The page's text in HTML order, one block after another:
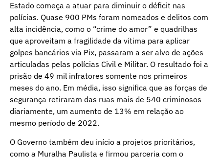
Estado começa a atuar para diminuir o déficit nas
polícias. Quase 900 PMs foram nomeados e delitos com
alta incidência, como o “crime do amor” e quadrilhas
que aproveitam a fragilidade da vítima para aplicar
golpes bancários via Pix, passaram a ser alvo de ações
articuladas pelas polícias Civil e Militar. O resultado foi a
prisão de 49 mil infratores somente nos primeiros
meses do ano. Em média, isso significa que as forças de
segurança retiraram das ruas mais de 540 criminosos
diariamente, um aumento de 13% em relação ao
mesmo período de 2022.
O Governo também deu início a projetos prioritários,
como a Muralha Paulista e firmou parceria com o